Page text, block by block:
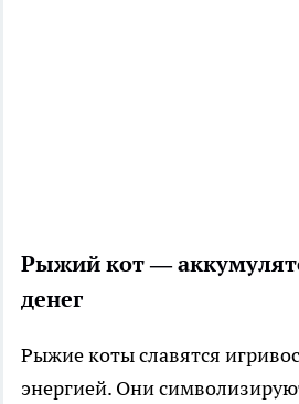
Рыжий кот —
денег
Рыжие коты славятся
энергией. Они